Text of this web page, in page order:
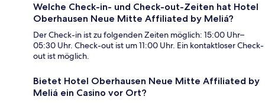
Welche Check-in- und Check-out-Zeiten hat Hotel
Oberhausen Neue Mitte Affiliated by Meliá?
Der Check-in ist zu folgenden Zeiten möglich: 15:00 Uhr–
05:30 Uhr. Check-out ist um 11:00 Uhr. Ein kontaktloser Check-
out ist möglich.
Bietet Hotel Oberhausen Neue Mitte Affiliated by
Meliá ein Casino vor Ort?